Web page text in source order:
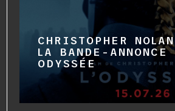
CHRISTOPHER
LA BANDE-ANNONCE
ODYSSÉE